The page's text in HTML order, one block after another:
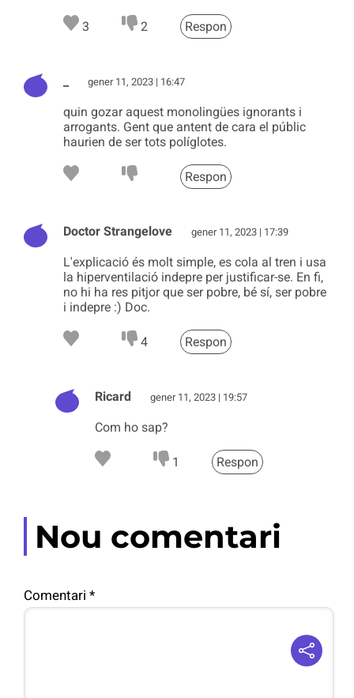
3 2 Respon
gener 11, 2023 | 16:47
quin gozar aquest monolingües ignorants i
arrogants. Gent que antent de cara el públic
haurien de ser tots políglotes.
Respon
Doctor Strangelove gener 11, 2023 | 17:39
L'explicació és molt simple, es cola al tren i usa
la hiperventilació indepre per justificar-se. En fi,
no hi ha res pitjor que ser pobre, bé sí, ser pobre
i indepre :) Doc.
4 Respon
Ricard gener 11, 2023 | 19:57
Com ho sap?
1 Respon
Nou comentari
Comentari *